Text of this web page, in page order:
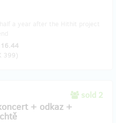
16.44
399)
sold 2
+ odkaz +